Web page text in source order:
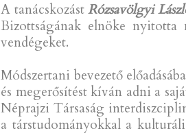
A tanácskozástRózsavölgyi
Bizottságának elnöke nyitotta
vendégeket.
Módszertani bevezető
és megerősítést kíván adni a
Néprajzi Társaság
a társtudományokkal a